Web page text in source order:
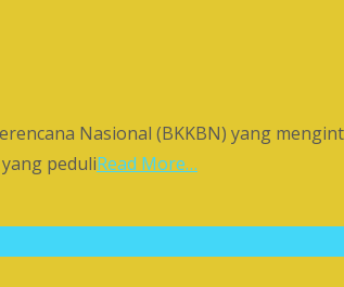
Nasional (BKKBN) yang
peduliRead More…